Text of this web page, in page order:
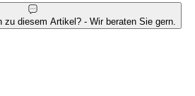
zu diesem Artikel? - Wir beraten Sie gern.